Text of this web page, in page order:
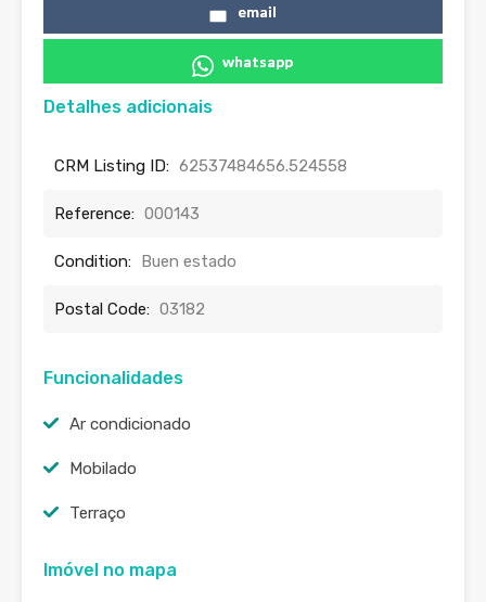
email
whatsapp
Detalhes adicionais
CRM Listing ID: 62537484656.524558
Reference: 000143
Condition: Buen estado
Postal Code: 03182
Funcionalidades
Ar condicionado
Mobilado
Terraço
Imóvel no mapa